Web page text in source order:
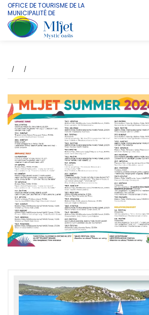
OFFICE DE TOURISME DE LA
MUNICIPALITÉ DE